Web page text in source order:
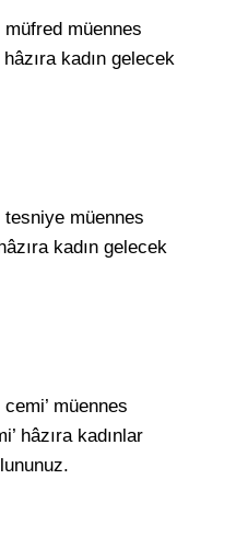
müfred müennes
kadın gelecek
tesniye müennes
kadın gelecek
müennes
hâzıra kadınlar